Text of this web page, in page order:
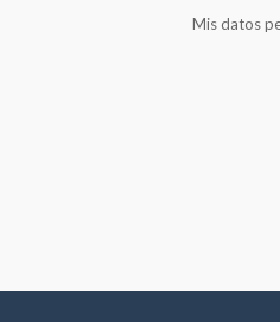
Mis datos